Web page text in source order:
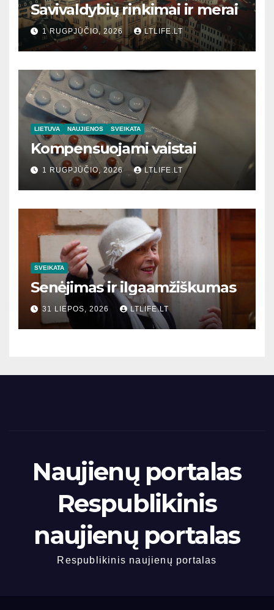
Savivaldybių rinkimai ir merai
1 RUGPJŪČIO, 2026 LTLIFE.LT
LIETUVA NAUJIENOS SVEIKATA
Kompensuojami vaistai
1 RUGPJŪČIO, 2026 LTLIFE.LT
SVEIKATA
Senėjimas ir ilgaamžiškumas
31 LIEPOS, 2026 LTLIFE.LT
Naujienų portalas
Respublikinis
naujienų portalas
Respublikinis naujienų portalas